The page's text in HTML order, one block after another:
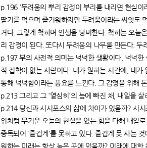
p.196 '두려움의 뿌리 감정이 부리를 내리면 현실
딸기를 먹으며 즐거워하지만 두려움이라는 씨앗도
거다. 그렇게 척하며 인생을 낭비한다. 척하는 오늘
리 감정이 된다. 또다시 두려움의 나무를 만든다. 두
p.197 부의 사전적 의미는 넉넉한 생활이다. 넉넉
적 집착이 없는 사람이다. 내가 원하는 시간에, 내
통해 넉넉함이라는 풍요를 느낀다. 그 감정을 위해
p.213 그리고 그 '열심히'의 늪에 빠진 채, 내일을 살
p.214 당신과 시시포스의 삶에 차이가 있을까? 시
위처럼 무거운 오늘의 현실을 있는 힘을 다해 내일
중독되어 '즐겁게'를 못하고 있다. 즐겁게 못 사는
원하는 미래는 항상 높은 곳에 있을까? 미래에 대한